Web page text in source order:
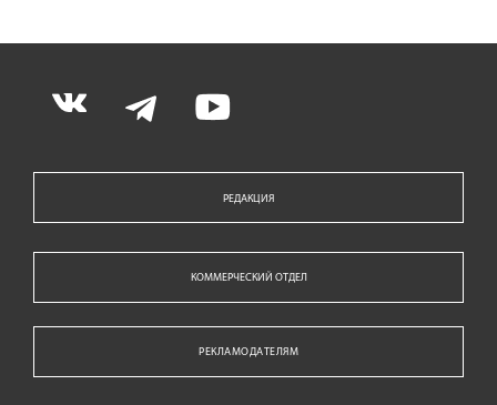
РЕДАКЦИЯ
КОММЕРЧЕСКИЙ ОТДЕЛ
РЕКЛАМОДАТЕЛЯМ